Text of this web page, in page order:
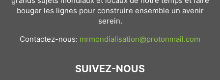
bouger les lignes pour construire ensemble un avenir
serein.
Contactez-nous: mrmondialisation@protonmail.com
SUIVEZ-NOUS